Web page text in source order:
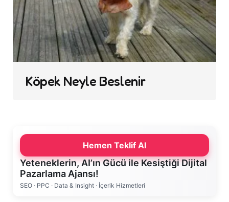
Köpek Neyle Beslenir
Yeteneklerin, AI’ın Gücü ile Kesiştiği Dijital
Pazarlama Ajansı!
SEO · PPC · Data & Insight · İçerik Hizmetleri
Hemen Teklif Al